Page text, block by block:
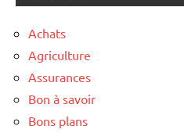
Achats
Agriculture
Assurances
Bon à savoir
Bons plans